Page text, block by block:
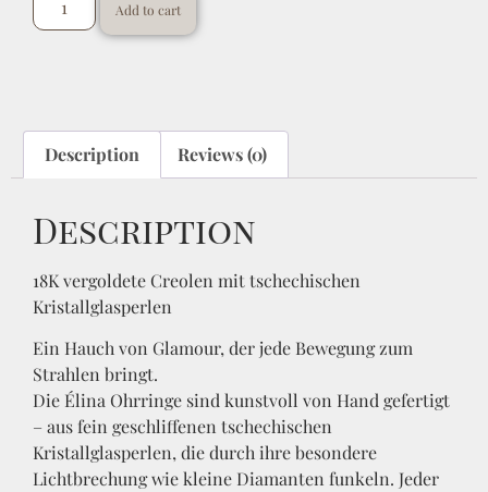
Add to cart
Description Reviews (0)
Description
18K vergoldete Creolen mit tschechischen
Kristallglasperlen
Ein Hauch von Glamour, der jede Bewegung zum
Strahlen bringt.
Die Élina Ohrringe sind kunstvoll von Hand gefertigt
– aus fein geschliffenen tschechischen
Kristallglasperlen, die durch ihre besondere
Lichtbrechung wie kleine Diamanten funkeln. Jeder